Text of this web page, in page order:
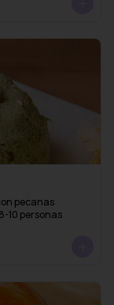
pecanas
10 personas